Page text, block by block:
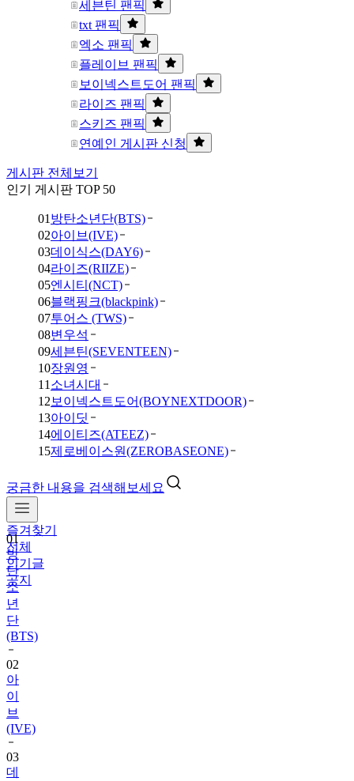
세븐틴 팬픽
txt 팬픽
엑소 팬픽
플레이브 팬픽
보이넥스트도어 팬픽
라이즈 팬픽
스키즈 팬픽
연예인 게시판 신청
게시판 전체보기
인기 게시판 TOP 50
01 방탄소년단(BTS)
02아이브(IVE)
03데이식스(DAY6)
04라이즈(RIIZE)
05엔시티(NCT)
06블랙핑크(blackpink)
07투어스 (TWS)
08변우석
09세븐틴(SEVENTEEN)
10장원영
11 소녀시대
12 보이넥스트도어(BOYNEXTDOOR)
13아이딧
14에이티즈(ATEEZ)
15제로베이스원(ZEROBASEONE)
궁금한 내용을 검색해보세요
즐겨찾기
전체
인기글
공지
01
방
탄
소
년
단
(BTS)
02
아
이
브
(IVE)
03
데